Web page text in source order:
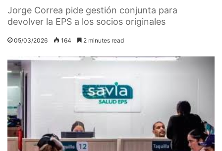
Jorge Correa pide gestión conjunta para
devolver la EPS a los socios originales
05/03/2026 164 2 minutes read